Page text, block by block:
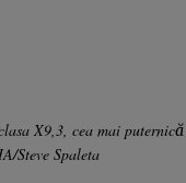
X9,3, cea mai
Steve Spaleta